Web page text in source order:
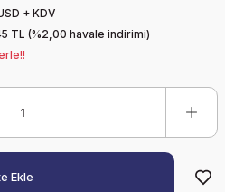
+ KDV
TL (%2,00 havale indirimi)
Ekle